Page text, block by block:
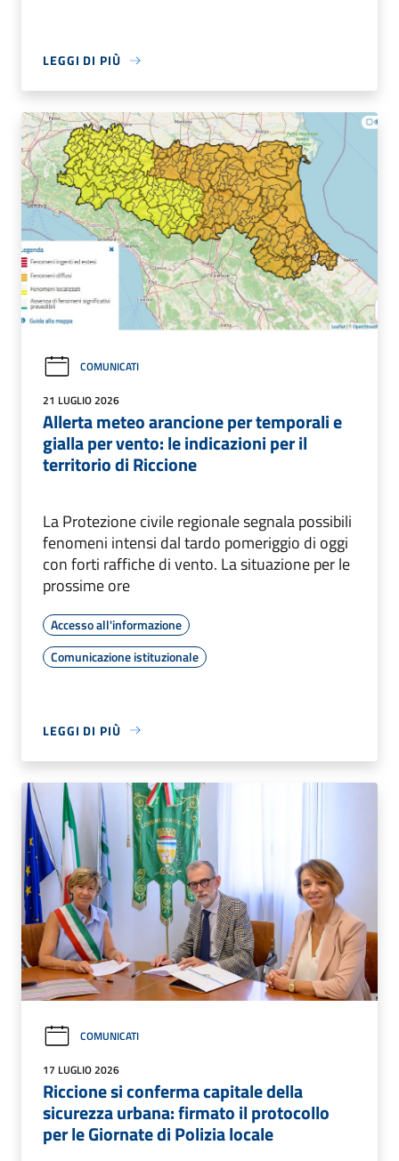
LEGGI DI PIÙ
COMUNICATI
21 LUGLIO 2026
Allerta meteo arancione per temporali e
gialla per vento: le indicazioni per il
territorio di Riccione
La Protezione civile regionale segnala possibili
fenomeni intensi dal tardo pomeriggio di oggi
con forti raffiche di vento. La situazione per le
prossime ore
Accesso all'informazione
Comunicazione istituzionale
LEGGI DI PIÙ
COMUNICATI
17 LUGLIO 2026
Riccione si conferma capitale della
sicurezza urbana: firmato il protocollo
per le Giornate di Polizia locale